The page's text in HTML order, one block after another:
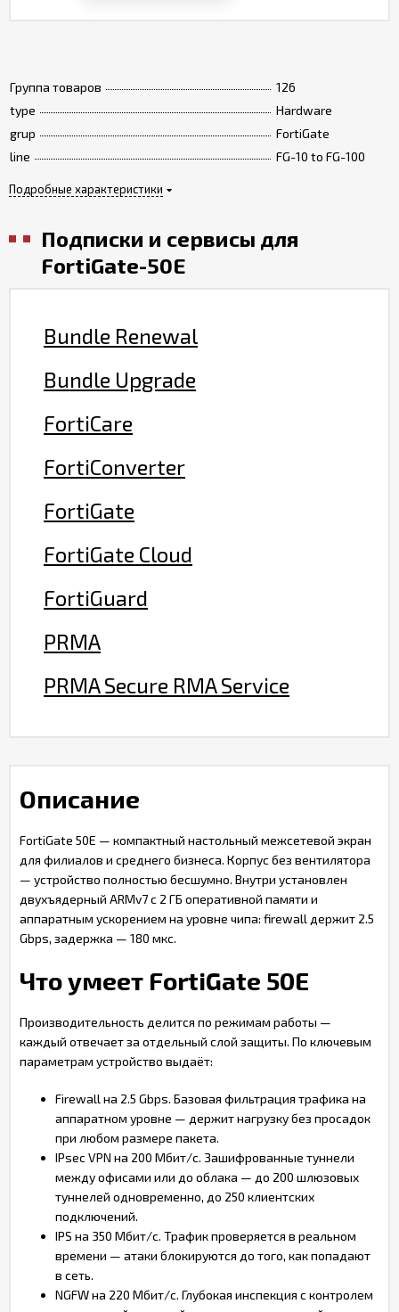
Группа товаров
126
type
Hardware
grup
FortiGate
line
FG-10 to FG-100
Подробные характеристики
Подписки и сервисы для
FortiGate-50E
Bundle Renewal
Bundle Upgrade
FortiCare
FortiConverter
FortiGate
FortiGate Cloud
FortiGuard
PRMA
PRMA Secure RMA Service
Описание
FortiGate 50E — компактный настольный межсетевой экран
для филиалов и среднего бизнеса. Корпус без вентилятора
— устройство полностью бесшумно. Внутри установлен
двухъядерный ARMv7 с 2 ГБ оперативной памяти и
аппаратным ускорением на уровне чипа: firewall держит 2.5
Gbps, задержка — 180 мкс.
Что умеет FortiGate 50E
Производительность делится по режимам работы —
каждый отвечает за отдельный слой защиты. По ключевым
параметрам устройство выдаёт:
Firewall на 2.5 Gbps. Базовая фильтрация трафика на
аппаратном уровне — держит нагрузку без просадок
при любом размере пакета.
IPsec VPN на 200 Мбит/с. Зашифрованные туннели
между офисами или до облака — до 200 шлюзовых
туннелей одновременно, до 250 клиентских
подключений.
IPS на 350 Мбит/с. Трафик проверяется в реальном
времени — атаки блокируются до того, как попадают
в сеть.
NGFW на 220 Мбит/с. Глубокая инспекция с контролем